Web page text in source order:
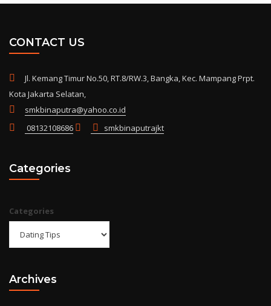
CONTACT US
Jl. Kemang Timur No.50, RT.8/RW.3, Bangka, Kec. Mampang Prpt.
Kota Jakarta Selatan,
smkbinaputra@yahoo.co.id
08132108686
smkbinaputrajkt
Categories
Categories
Archives